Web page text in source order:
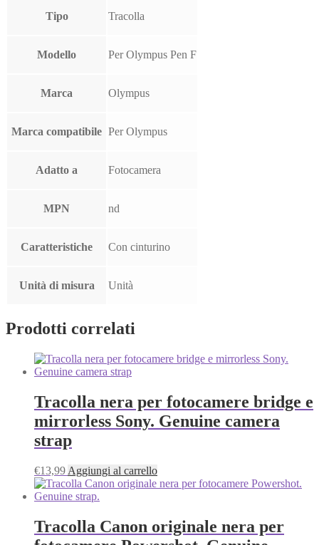
Tipo Tracolla
Modello Per Olympus Pen F
Marca Olympus
Marca compatibile Per Olympus
Adatto a Fotocamera
MPN nd
Caratteristiche Con cinturino
Unità di misura Unità
Prodotti correlati
Tracolla nera per fotocamere bridge e
mirrorless Sony. Genuine camera
strap
€13,99 Aggiungi al carrello
Tracolla Canon originale nera per